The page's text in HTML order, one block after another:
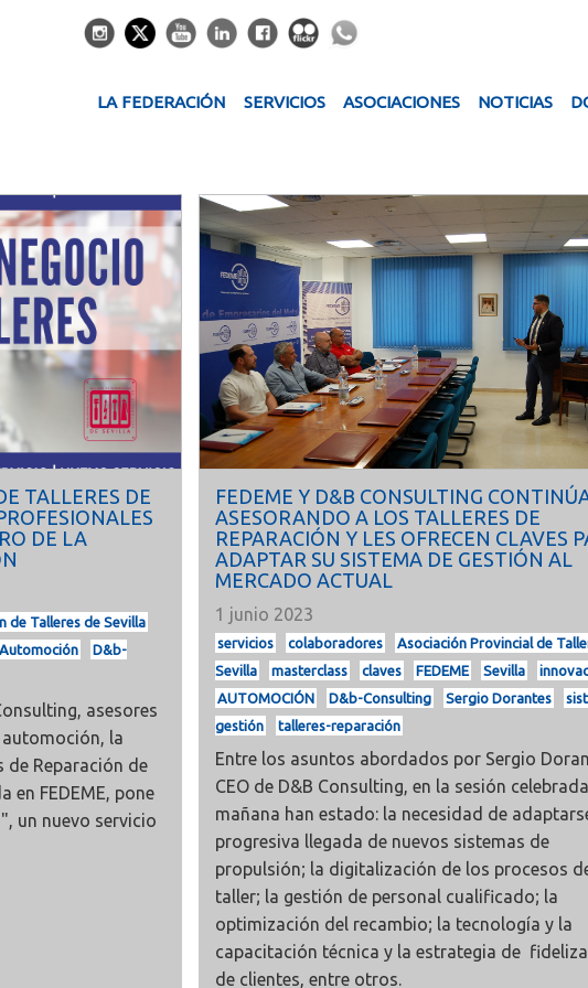
LA FEDERACIÓN SERVICIOS ASOCIACIONES NOTICIAS
TALLERES DE
DE LA
de Talleres de Sevilla
D&b-
asesores
la
de Reparación de
en FEDEME, pone
un nuevo servicio
FEDEME Y D&B CONSULTING
ASESORANDO A LOS TALLERES DE
REPARACIÓN Y LES OFRECEN CLAVES
ADAPTAR SU SISTEMA DE GESTIÓN AL
MERCADO ACTUAL
1 junio 2023
servicios colaboradores
Asociación Provincial de
Sevilla
masterclass claves FEDEME Sevilla
AUTOMOCIÓN
D&b-Consulting Sergio Dorantes
gestión
talleres-reparación
Entre los asuntos abordados por Sergio
CEO de D&B Consulting, en la sesión
mañana han estado: la necesidad de
progresiva llegada de nuevos sistemas de
propulsión; la digitalización de los procesos
taller; la gestión de personal cualificado; la
optimización del recambio; la tecnología y la
capacitación técnica y la estrategia de
de clientes, entre otros.